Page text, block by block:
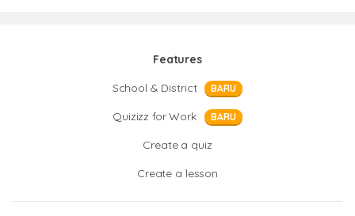
Features
School & District
BARU
Quizizz for Work BARU
Create a quiz
Create a lesson